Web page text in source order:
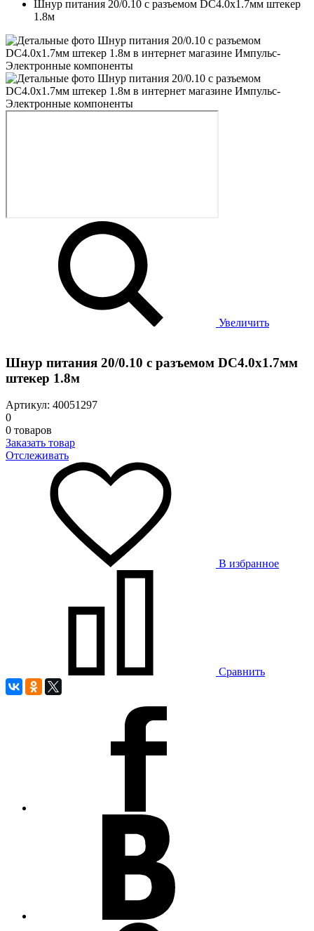
Шнур питания 20/0.10 с разъемом DC4.0x1.7мм штекер
1.8м
Увеличить
Шнур питания 20/0.10 с разъемом DC4.0x1.7мм
штекер 1.8м
Артикул: 40051297
0
0 товаров
Заказать товар
Отслеживать
В избранное
Сравнить